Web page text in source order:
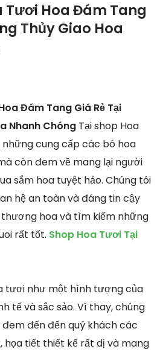
Tươi Hoa Đám Tang
Thủy Giao Hoa
Đám Tang Giá Rẻ Tại
Nhanh Chóng Tại shop Hoa
cung cấp các bó hoa
còn đem về mang lại người
sắm hoa tuyệt hảo. Chúng tôi
hệ an toàn và đáng tin cậy
hoa và tìm kiếm những
rất tốt. Shop Hoa Tươi Tại
tươi như một hình tượng của
tế và sắc sảo. Vì thay, chúng
đến đến quý khách các
họa tiết thiết kế rất dị và mang